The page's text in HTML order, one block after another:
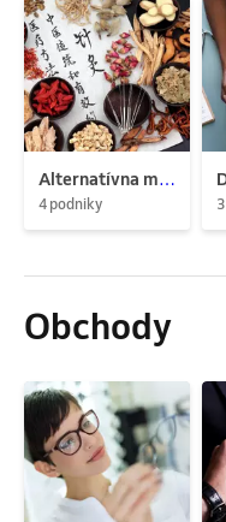
Alternatívna medicína
4 podniky
Obchody